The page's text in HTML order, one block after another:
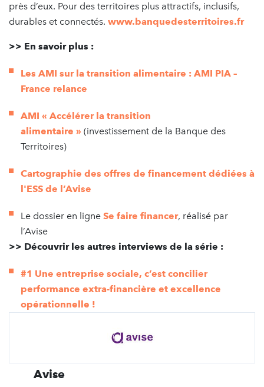
près d’eux. Pour des territoires plus attractifs, inclusifs,
durables et connectés. www.banquedesterritoires.fr
>> En savoir plus :
Les AMI sur la transition alimentaire : AMI PIA –
France relance
AMI « Accélérer la transition
alimentaire » (investissement de la Banque des
Territoires)
Cartographie des offres de financement dédiées à
l'ESS de l’Avise
Le dossier en ligne Se faire financer, réalisé par
l’Avise
>> Découvrir les autres interviews de la série :
#1 Une entreprise sociale, c’est concilier
performance extra-financière et excellence
opérationnelle !
Avise